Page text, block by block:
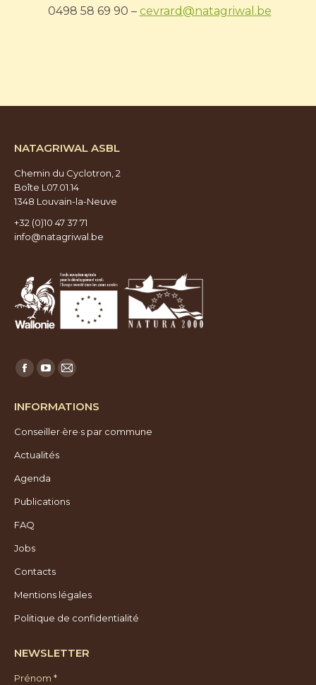
0498 58 69 90 – cevrard@natagriwal.be
NATAGRIWAL ASBL
Chemin du Cyclotron, 2
Boîte L07.01.14
1348 Louvain-la-Neuve
+32 (0)10 47 37 71
info@natagriwal.be
Trouvez nous sur :
Facebook
opens
in
new
YouTube
opens
in
new
E-
page
opens
INFORMATIONS
Conseiller·ère·s par commune
Actualités
Agenda
Publications
FAQ
Jobs
Contacts
Mentions légales
Politique de confidentialité
NEWSLETTER
Prénom *